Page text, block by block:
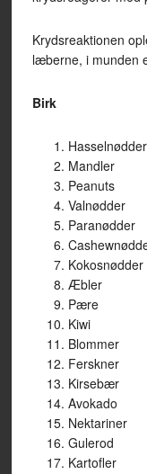
Krydsreaktionen
læberne, i munden
Birk
Hasselnødder
Mandler
Peanuts
Valnødder
Paranødder
Kokosnødder
Æbler
Pære
Kiwi
Blommer
Ferskner
Kirsebær
Avokado
Nektariner
Gulerod
Kartofler